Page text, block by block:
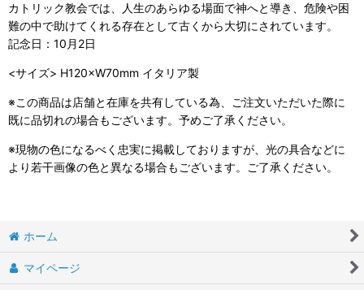
カトリック教会では、人生のあらゆる場面で神へと導き、危険や困
難の中で助けてくれる存在として古くから大切にされています。
記念日：10月2日
<サイズ> H120×W70mm イタリア製
※この商品は店舗と在庫を共有している為、ご注文いただいた際に
既に品切れの場合もございます。予めご了承ください。
※現物の色になるべく忠実に掲載しておりますが、光の具合などに
より若干画像の色と異なる場合もございます。ご了承ください。
ホーム
マイページ